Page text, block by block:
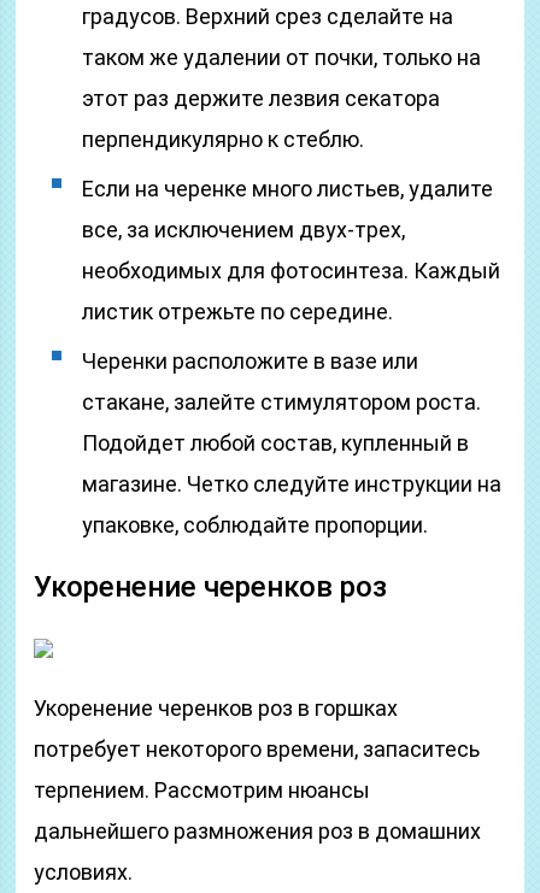
градусов. Верхний срез сделайте на
таком же удалении от почки, только на
этот раз держите лезвия секатора
перпендикулярно к стеблю.
Если на черенке много листьев, удалите
все, за исключением двух-трех,
необходимых для фотосинтеза. Каждый
листик отрежьте по середине.
Черенки расположите в вазе или
стакане, залейте стимулятором роста.
Подойдет любой состав, купленный в
магазине. Четко следуйте инструкции на
упаковке, соблюдайте пропорции.
Укоренение черенков роз
Укоренение черенков роз в горшках
потребует некоторого времени, запаситесь
терпением. Рассмотрим нюансы
дальнейшего размножения роз в домашних
условиях.